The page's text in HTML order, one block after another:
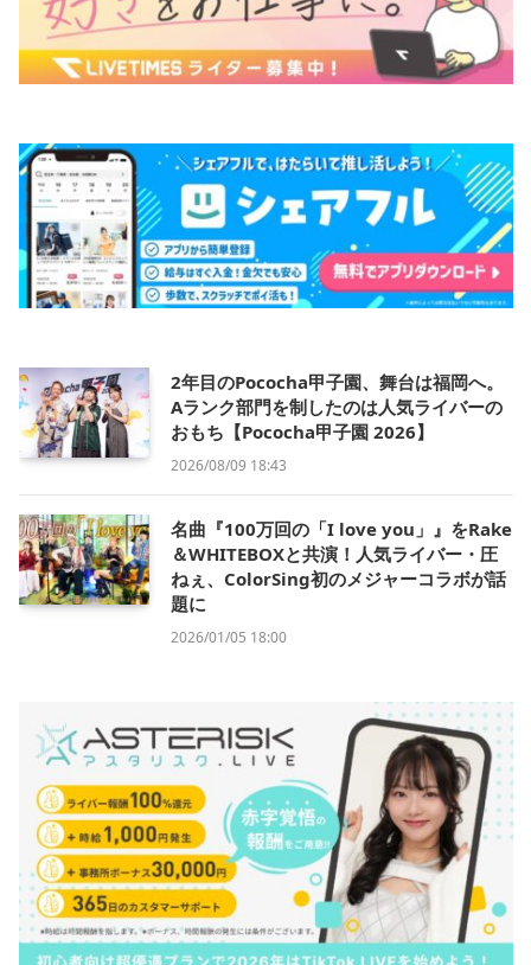
2年目のPococha甲子園、舞台は福岡へ。
Aランク部門を制したのは人気ライバーの
おもち【Pococha甲子園 2026】
2026/08/09 18:43
名曲『100万回の「I love you」』をRake
＆WHITEBOXと共演！人気ライバー・圧
ねぇ、ColorSing初のメジャーコラボが話
題に
2026/01/05 18:00